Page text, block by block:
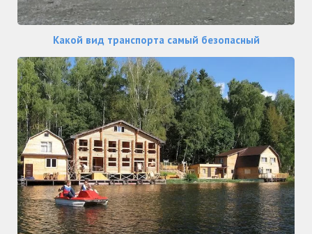
Какой вид транспорта самый безопасный